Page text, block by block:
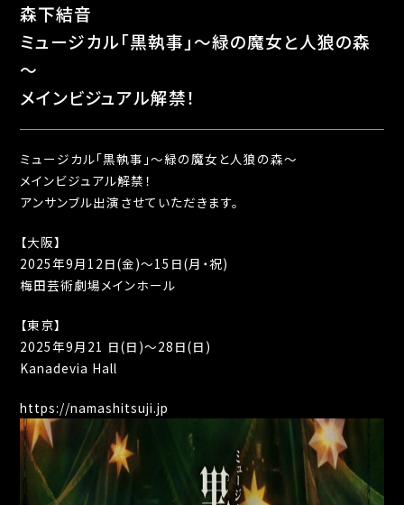
森下結音
ミュージカル「黒執事」～緑の魔女と人狼の森
～
メインビジュアル解禁！
ミュージカル「黒執事」～緑の魔女と人狼の森～
メインビジュアル解禁！
アンサンブル出演させていただきます。
【大阪】
2025年9月12日(金)～15日(月・祝)
梅田芸術劇場メインホール
【東京】
2025年9月21 日(日)～28日(日)
Kanadevia Hall
https://namashitsuji.jp